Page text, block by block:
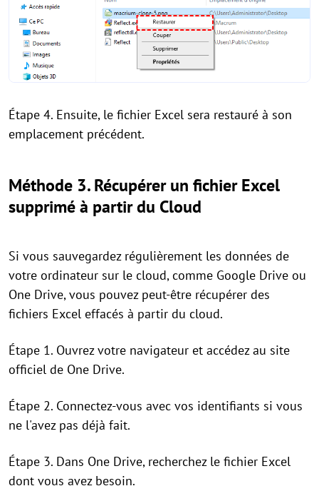
Étape 4. Ensuite, le fichier Excel sera restauré à son
emplacement précédent.
Méthode 3. Récupérer un fichier Excel
supprimé à partir du Cloud
Si vous sauvegardez régulièrement les données de
votre ordinateur sur le cloud, comme Google Drive ou
One Drive, vous pouvez peut-être récupérer des
fichiers Excel effacés à partir du cloud.
Étape 1. Ouvrez votre navigateur et accédez au site
officiel de One Drive.
Étape 2. Connectez-vous avec vos identifiants si vous
ne l'avez pas déjà fait.
Étape 3. Dans One Drive, recherchez le fichier Excel
dont vous avez besoin.